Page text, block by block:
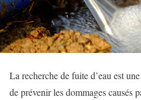
La recherche de fuite d’eau est
de prévenir les dommages causés